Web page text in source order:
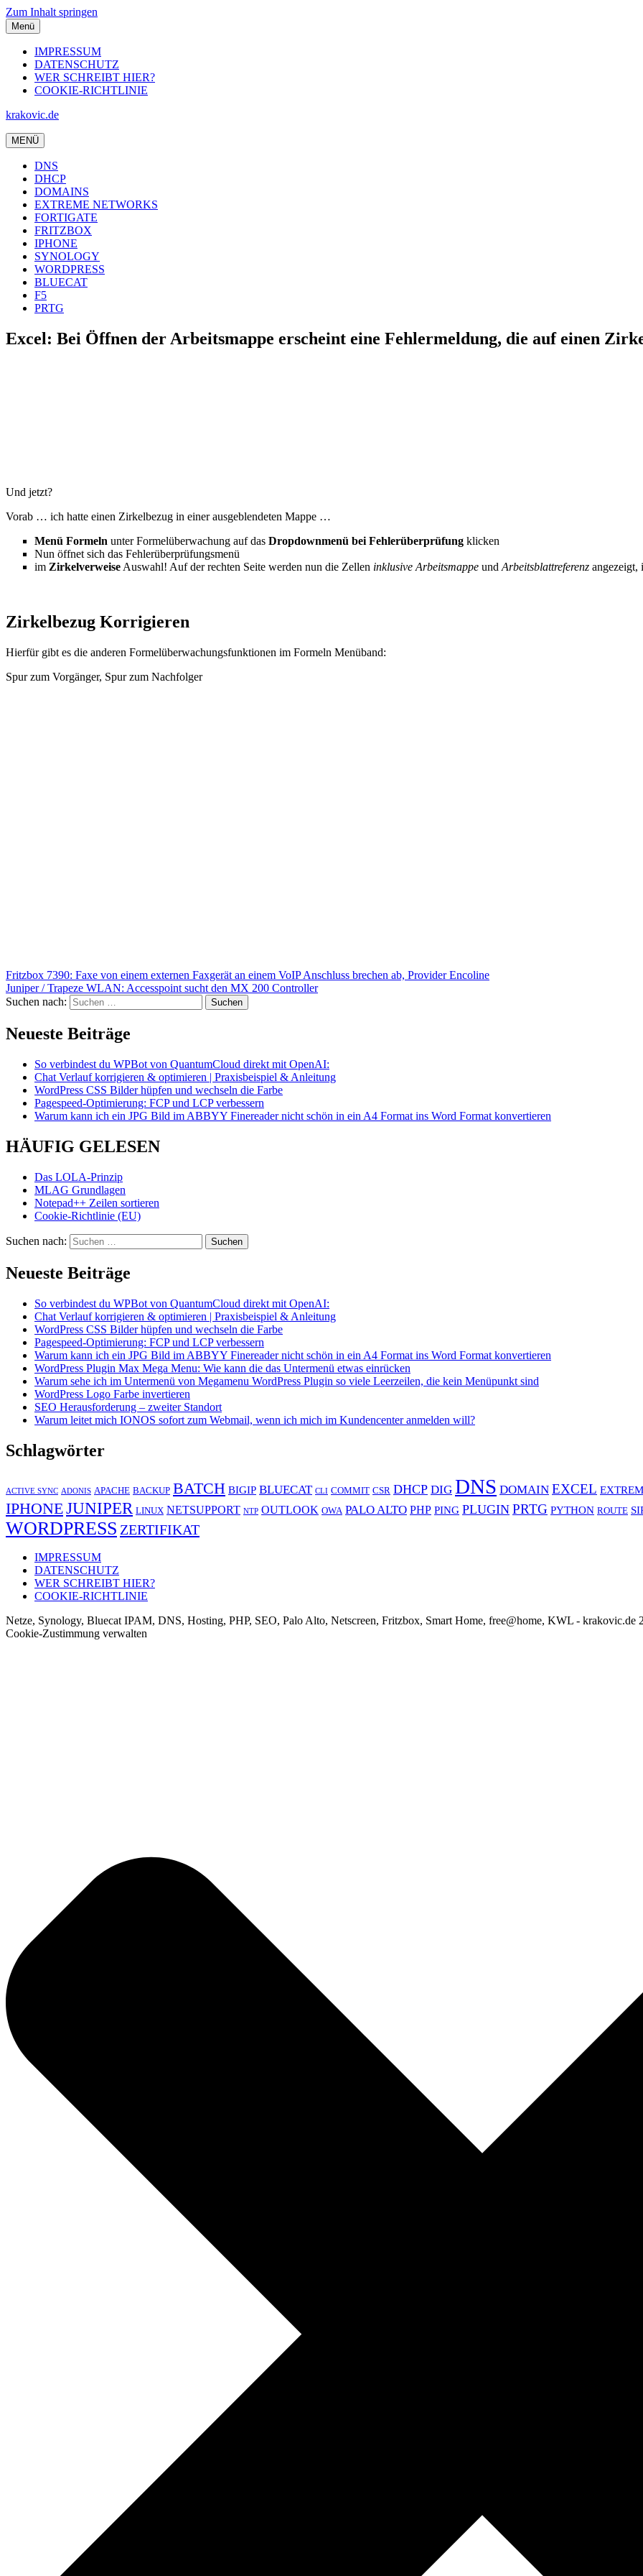
Zum Inhalt springen
Menü
IMPRESSUM
DATENSCHUTZ
WER SCHREIBT HIER?
COOKIE-RICHTLINIE
krakovic.de
MENÜ
DNS
DHCP
DOMAINS
EXTREME NETWORKS
FORTIGATE
FRITZBOX
IPHONE
SYNOLOGY
WORDPRESS
BLUECAT
F5
PRTG
Excel: Bei Öffnen der Arbeitsmappe erscheint eine Fehlermeldung, die auf einen
Und jetzt?
Vorab … ich hatte einen Zirkelbezug in einer ausgeblendeten Mappe …
Menü Formeln unter Formelüberwachung auf das Dropdownmenü bei Fehlerüberprüfung klicken
Nun öffnet sich das Fehlerüberprüfungsmenü
im Zirkelverweise Auswahl! Auf der rechten Seite werden nun die Zellen inklusive Arbeitsmappe und Arbeitsblattreferenz angezeigt,
Zirkelbezug Korrigieren
Hierfür gibt es die anderen Formelüberwachungsfunktionen im Formeln Menüband:
Spur zum Vorgänger, Spur zum Nachfolger
Fritzbox 7390: Faxe von einem externen Faxgerät an einem VoIP Anschluss brechen ab, Provider Encoline
Juniper / Trapeze WLAN: Accesspoint sucht den MX 200 Controller
Suchen nach:
Neueste Beiträge
So verbindest du WPBot von QuantumCloud direkt mit OpenAI:
Chat Verlauf korrigieren & optimieren | Praxisbeispiel & Anleitung
WordPress CSS Bilder hüpfen und wechseln die Farbe
Pagespeed-Optimierung: FCP und LCP verbessern
Warum kann ich ein JPG Bild im ABBYY Finereader nicht schön in ein A4 Format ins Word Format konvertieren
HÄUFIG GELESEN
Das LOLA-Prinzip
MLAG Grundlagen
Notepad++ Zeilen sortieren
Cookie-Richtlinie (EU)
Suchen nach:
Neueste Beiträge
So verbindest du WPBot von QuantumCloud direkt mit OpenAI:
Chat Verlauf korrigieren & optimieren | Praxisbeispiel & Anleitung
WordPress CSS Bilder hüpfen und wechseln die Farbe
Pagespeed-Optimierung: FCP und LCP verbessern
Warum kann ich ein JPG Bild im ABBYY Finereader nicht schön in ein A4 Format ins Word Format konvertieren
WordPress Plugin Max Mega Menu: Wie kann die das Untermenü etwas einrücken
Warum sehe ich im Untermenü von Megamenu WordPress Plugin so viele Leerzeilen, die kein Menüpunkt sind
WordPress Logo Farbe invertieren
SEO Herausforderung – zweiter Standort
Warum leitet mich IONOS sofort zum Webmail, wenn ich mich im Kundencenter anmelden will?
Schlagwörter
ACTIVE SYNC ADONIS APACHE BACKUP BATCH BIGIP BLUECAT CLI COMMIT CSR DHCP DIG DNS DOMAIN EXCEL
IPHONEJUNIPER LINUX NETSUPPORT NTP OUTLOOK OWA PALO ALTO PHP PING PLUGIN PRTG PYTHON ROUTE
WORDPRESS ZERTIFIKAT
IMPRESSUM
DATENSCHUTZ
WER SCHREIBT HIER?
COOKIE-RICHTLINIE
Netze, Synology, Bluecat IPAM, DNS, Hosting, PHP, SEO, Palo Alto, Netscreen, Fritzbox, Smart Home, free@home, KWL - krakovic.de
Cookie-Zustimmung verwalten